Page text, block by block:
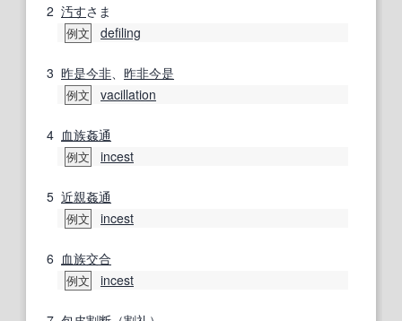
2 汚すさま
例文 defiling
3 昨是今非 昨非今是
例文 vacillation
4 血族姦通
例文 incest
5 近親姦通
例文 incest
6 血族交合
例文 incest